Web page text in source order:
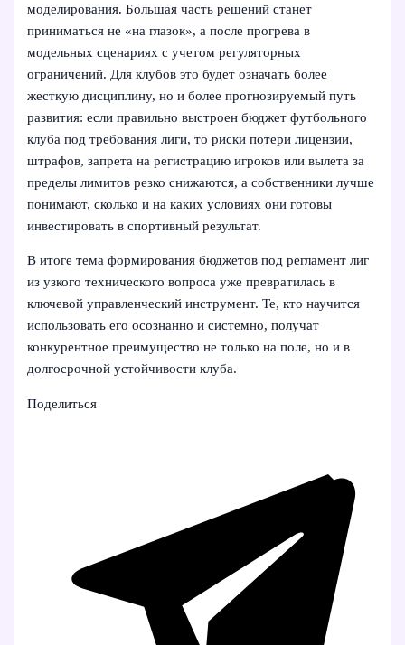
моделирования. Большая часть решений станет
приниматься не «на глазок», а после прогрева в
модельных сценариях с учетом регуляторных
ограничений. Для клубов это будет означать более
жесткую дисциплину, но и более прогнозируемый путь
развития: если правильно выстроен бюджет футбольного
клуба под требования лиги, то риски потери лицензии,
штрафов, запрета на регистрацию игроков или вылета за
пределы лимитов резко снижаются, а собственники лучше
понимают, сколько и на каких условиях они готовы
инвестировать в спортивный результат.
В итоге тема формирования бюджетов под регламент лиг
из узкого технического вопроса уже превратилась в
ключевой управленческий инструмент. Те, кто научится
использовать его осознанно и системно, получат
конкурентное преимущество не только на поле, но и в
долгосрочной устойчивости клуба.
Поделиться